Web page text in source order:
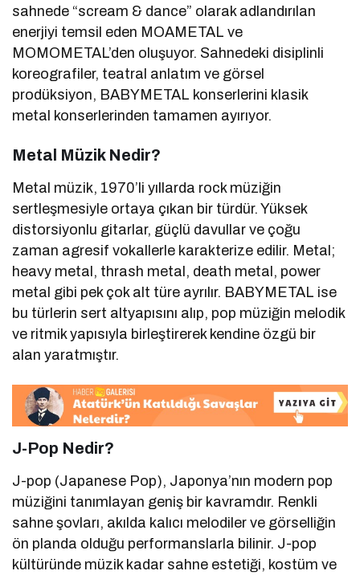
sahnede “scream & dance” olarak adlandırılan
enerjiyi temsil eden MOAMETAL ve
MOMOMETAL’den oluşuyor. Sahnedeki disiplinli
koreografiler, teatral anlatım ve görsel
prodüksiyon, BABYMETAL konserlerini klasik
metal konserlerinden tamamen ayırıyor.
Metal Müzik Nedir?
Metal müzik, 1970’li yıllarda rock müziğin
sertleşmesiyle ortaya çıkan bir türdür. Yüksek
distorsiyonlu gitarlar, güçlü davullar ve çoğu
zaman agresif vokallerle karakterize edilir. Metal;
heavy metal, thrash metal, death metal, power
metal gibi pek çok alt türe ayrılır. BABYMETAL ise
bu türlerin sert altyapısını alıp, pop müziğin melodik
ve ritmik yapısıyla birleştirerek kendine özgü bir
alan yaratmıştır.
J-Pop Nedir?
J-pop (Japanese Pop), Japonya’nın modern pop
müziğini tanımlayan geniş bir kavramdır. Renkli
sahne şovları, akılda kalıcı melodiler ve görselliğin
ön planda olduğu performanslarla bilinir. J-pop
kültüründe müzik kadar sahne estetiği, kostüm ve